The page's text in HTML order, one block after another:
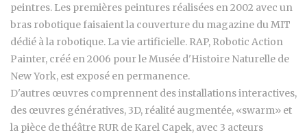
peintres. Les premières peintures réalisées en 2002 avec un
bras robotique faisaient la couverture du magazine du MIT
dédié à la robotique. La vie artificielle. RAP, Robotic Action
Painter, créé en 2006 pour le Musée d'Histoire Naturelle de
New York, est exposé en permanence.
D'autres œuvres comprennent des installations interactives,
des œuvres génératives, 3D, réalité augmentée, «swarm» et
la pièce de théâtre RUR de Karel Capek, avec 3 acteurs